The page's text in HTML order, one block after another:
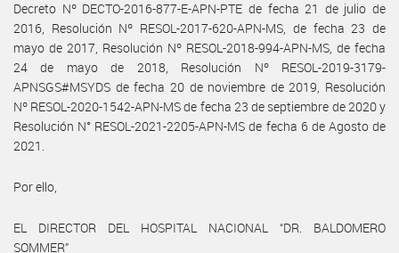
Decreto Nº DECTO-2016-877-E-APN-PTE de fecha 21 de julio de
2016, Resolución Nº RESOL-2017-620-APN-MS, de fecha 23 de
mayo de 2017, Resolución Nº RESOL-2018-994-APN-MS, de fecha
24 de mayo de 2018, Resolución Nº RESOL-2019-3179-
APNSGS#MSYDS de fecha 20 de noviembre de 2019, Resolución
Nº RESOL-2020-1542-APN-MS de fecha 23 de septiembre de 2020 y
Resolución N° RESOL-2021-2205-APN-MS de fecha 6 de Agosto de
2021.
Por ello,
EL DIRECTOR DEL HOSPITAL NACIONAL “DR. BALDOMERO
SOMMER”